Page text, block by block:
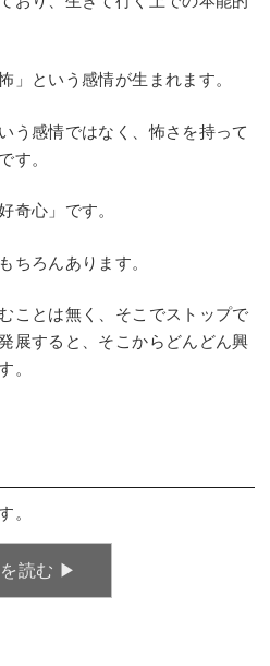
」という感情が生まれます。
う感情ではなく、怖さを持って
す。
奇心」です。
ちろんあります。
ことは無く、そこでストップで
展すると、そこからどんどん興
。
。
読む ▶︎